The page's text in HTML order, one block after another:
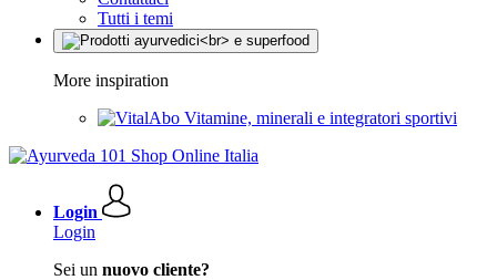
Tutti i temi
More inspiration
Vitamine, minerali e integratori sportivi
Login
Login
Sei un nuovo cliente?